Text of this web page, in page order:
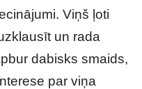
Viņš ļoti
un rada
dabisks smaids,
par viņa